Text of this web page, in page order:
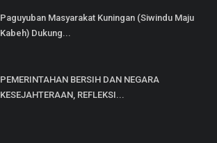
Paguyuban Masyarakat Kuningan (Siwindu Maju
Kabeh) Dukung...
PEMERINTAHAN BERSIH DAN NEGARA
KESEJAHTERAAN, REFLEKSI...